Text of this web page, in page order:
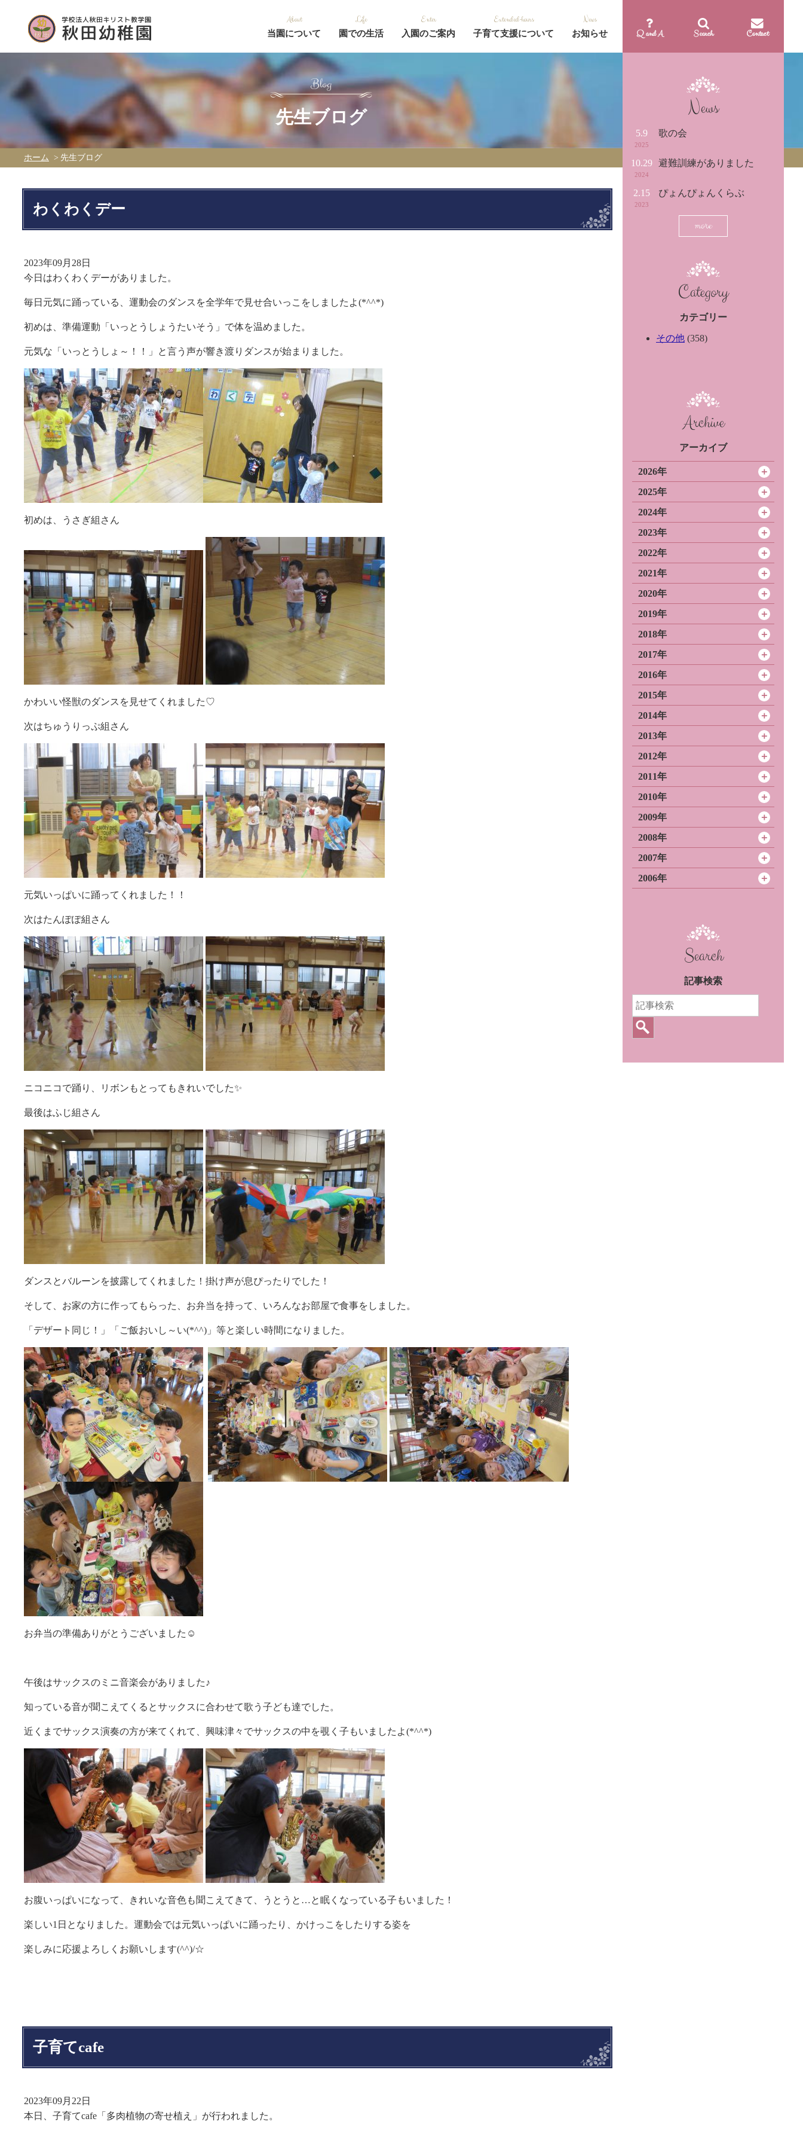
Q and A Search Contact
当園について 園での生活 入園のご案内 子育て支援について お知らせ
先生ブログ
ホーム 先生ブログ
わくわくデー
2023年09月28日
今日はわくわくデーがありました。
毎日元気に踊っている、運動会のダンスを全学年で見せ合いっこをしましたよ(*^^*)
初めは、準備運動「いっとうしょうたいそう」で体を温めました。
元気な「いっとうしょ～！！」と言う声が響き渡りダンスが始まりました。
初めは、うさぎ組さん
かわいい怪獣のダンスを見せてくれました♡
次はちゅうりっぷ組さん
元気いっぱいに踊ってくれました！！
次はたんぽぽ組さん
ニコニコで踊り、リボンもとってもきれいでした✨
最後はふじ組さん
ダンスとバルーンを披露してくれました！掛け声が息ぴったりでした！
そして、お家の方に作ってもらった、お弁当を持って、いろんなお部屋で食事をしました。
「デザート同じ！」「ご飯おいし～い(*^^)」等と楽しい時間になりました。
お弁当の準備ありがとうございました☺
午後はサックスのミニ音楽会がありました♪
知っている音が聞こえてくるとサックスに合わせて歌う子ども達でした。
近くまでサックス演奏の方が来てくれて、興味津々でサックスの中を覗く子もいましたよ(*^^*)
お腹いっぱいになって、きれいな音色も聞こえてきて、うとうと…と眠くなっている子もいました！
楽しい1日となりました。運動会では元気いっぱいに踊ったり、かけっこをしたりする姿を
楽しみに応援よろしくお願いします(^^)/☆
子育てcafe
2023年09月22日
本日、子育てcafe「多肉植物の寄せ植え」が行われました。
News
5.9
2025
歌の会
10.29
2024
避難訓練がありました
2.15
2023
ぴょんぴょんくらぶ
more
Category
カテゴリー
その他 (358)
Archive
アーカイブ
2026年
2025年
2024年
2023年
2022年
2021年
2020年
2019年
2018年
2017年
2016年
2015年
2014年
2013年
2012年
2011年
2010年
2009年
2008年
2007年
2006年
Search
記事検索